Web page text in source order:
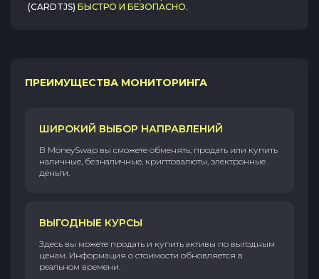
(CARDTJS) БЫСТРО И БЕЗОПАСНО.
ПРЕИМУЩЕСТВА МОНИТОРИНГА
ШИРОКИЙ ВЫБОР НАПРАВЛЕНИЙ
В MoneySwap вы сможете обменять, продать или купить
наличные, безналичные, криптовалюты, электронные
деньги.
ВЫГОДНЫЕ КУРСЫ
Здесь вы можете продать и купить активы по выгодным
ценам. Информация о стоимости обновляется в
реальном времени.